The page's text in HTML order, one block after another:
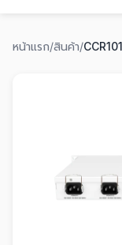
หน้าแรก/สินค้า/